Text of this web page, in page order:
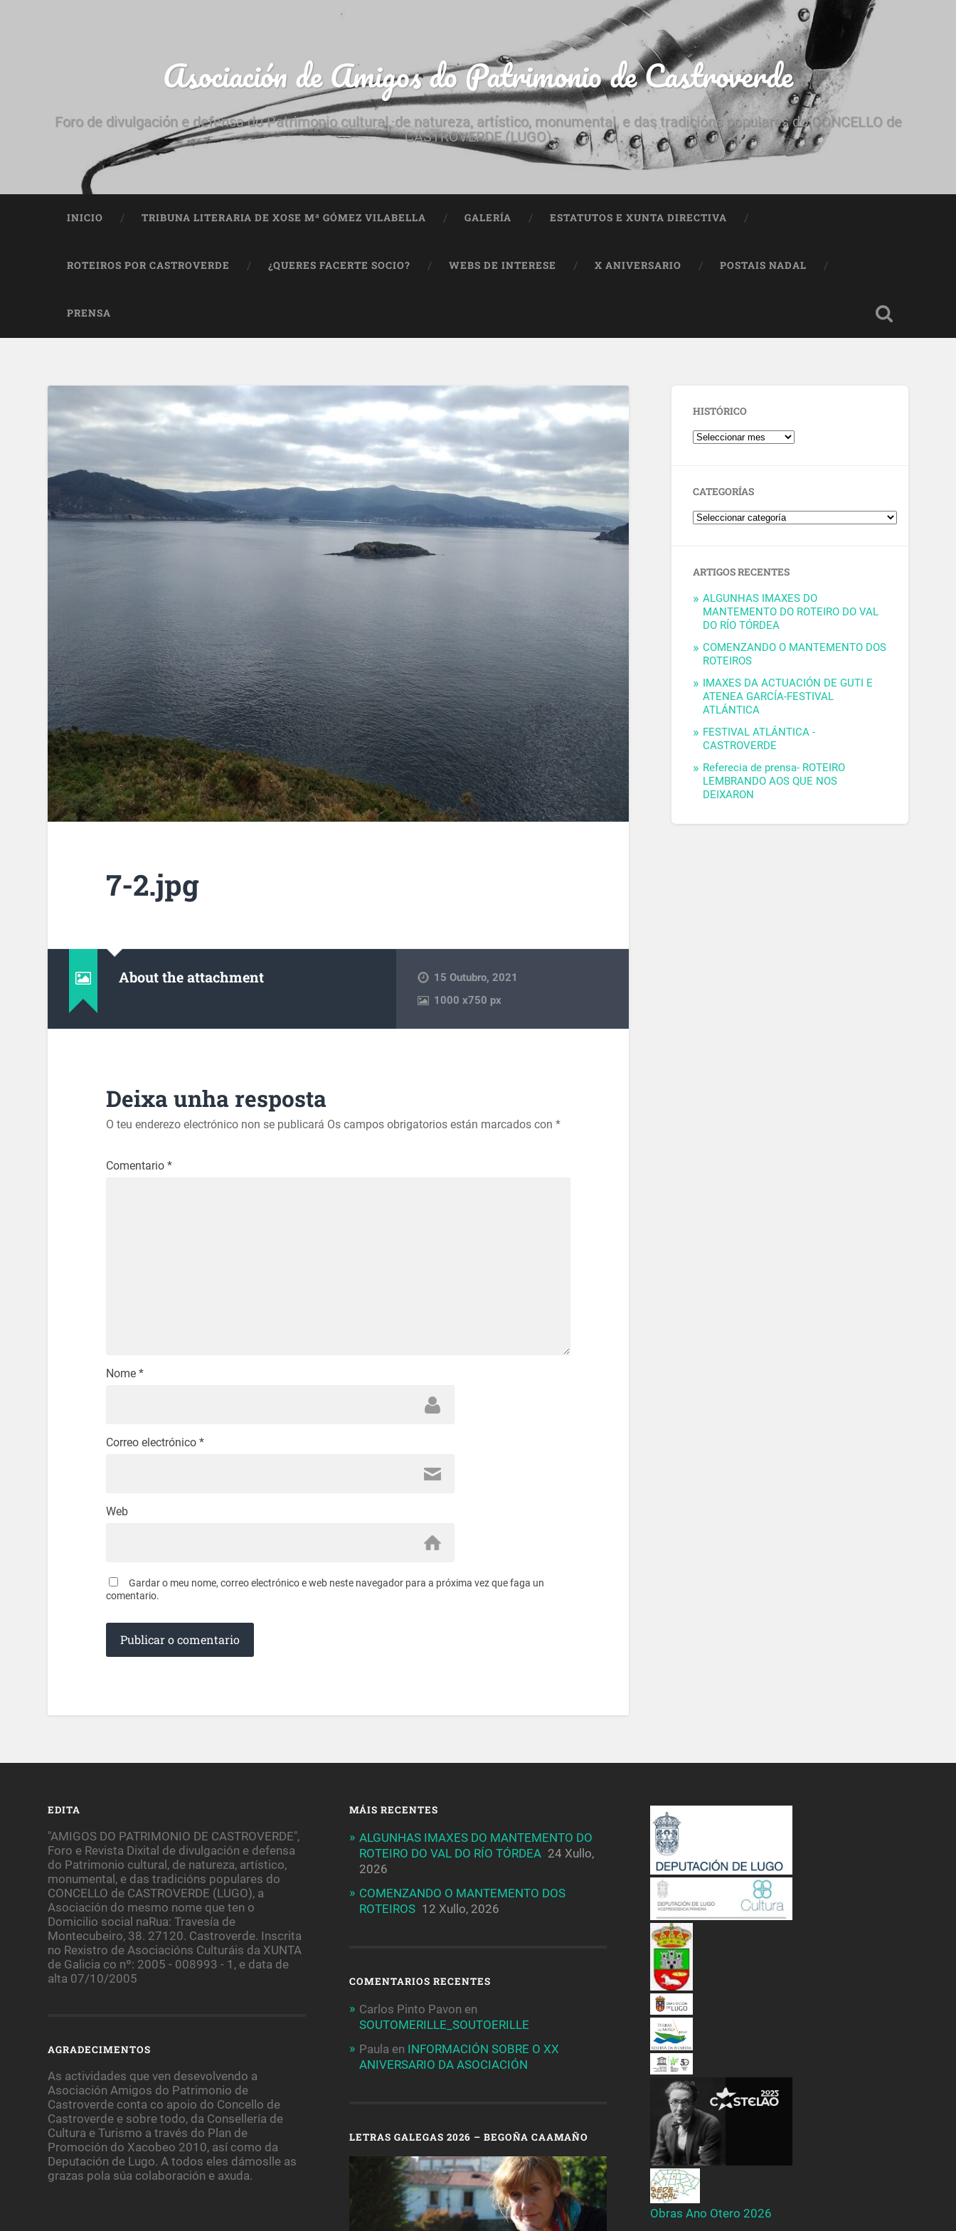
Asociación de Amigos do Patrimonio de Castroverde
Foro de divulgación e defensa do Patrimonio cultural, de natureza, artístico, monumental, e das tradicións populares do CONCELLO de
CASTROVERDE (LUGO)
INICIO TRIBUNA LITERARIA DE XOSE Mª GÓMEZ VILABELLA GALERÍA ESTATUTOS E XUNTA DIRECTIVA
ROTEIROS POR CASTROVERDE ¿QUERES FACERTE SOCIO? WEBS DE INTERESE X ANIVERSARIO POSTAIS NADAL
PRENSA
7-2.jpg
About the attachment
15 Outubro, 2021
1000x750 px
Deixa unha resposta
O teu enderezo electrónico non se publicará Os campos obrigatorios están marcados con *
Comentario *
Nome *
Correo electrónico *
Web
Gardar o meu nome, correo electrónico e web neste navegador para a próxima vez que faga un
comentario.
HISTÓRICO
CATEGORÍAS
ARTIGOS RECENTES
ALGUNHAS IMAXES DO
MANTEMENTO DO ROTEIRO DO VAL
DO RÍO TÓRDEA
COMENZANDO O MANTEMENTO DOS
ROTEIROS
IMAXES DA ACTUACIÓN DE GUTI E
ATENEA GARCÍA-FESTIVAL
ATLÁNTICA
FESTIVAL ATLÁNTICA -
CASTROVERDE
Referecia de prensa- ROTEIRO
LEMBRANDO AOS QUE NOS
DEIXARON
EDITA
"AMIGOS DO PATRIMONIO DE CASTROVERDE",
Foro e Revista Dixital de divulgación e defensa
do Patrimonio cultural, de natureza, artístico,
monumental, e das tradicións populares do
CONCELLO de CASTROVERDE (LUGO), a
Asociación do mesmo nome que ten o
Domicilio social naRua: Travesía de
Montecubeiro, 38. 27120. Castroverde. Inscrita
no Rexistro de Asociacións Culturáis da XUNTA
de Galicia co nº: 2005 - 008993 - 1, e data de
alta 07/10/2005
AGRADECIMENTOS
As actividades que ven desevolvendo a
Asociación Amigos do Patrimonio de
Castroverde conta co apoio do Concello de
Castroverde e sobre todo, da Consellería de
Cultura e Turismo a través do Plan de
Promoción do Xacobeo 2010, así como da
Deputación de Lugo. A todos eles dámoslle as
grazas pola súa colaboración e axuda.
MÁIS RECENTES
ALGUNHAS IMAXES DO MANTEMENTO DO
ROTEIRO DO VAL DO RÍO TÓRDEA 24 Xullo,
2026
COMENZANDO O MANTEMENTO DOS
ROTEIROS 12 Xullo, 2026
COMENTARIOS RECENTES
Carlos Pinto Pavon en
SOUTOMERILLE_SOUTOERILLE
Paula en INFORMACIÓN SOBRE O XX
ANIVERSARIO DA ASOCIACIÓN
LETRAS GALEGAS 2026 – BEGOÑA CAAMAÑO
Obras Ano Otero 2026